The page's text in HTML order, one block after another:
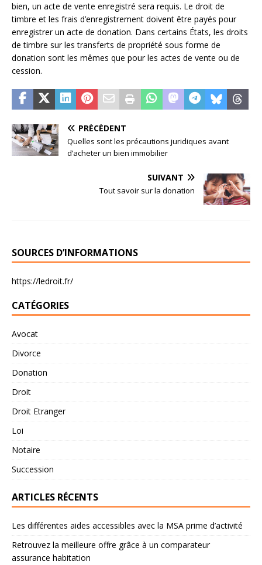
bien, un acte de vente enregistré sera requis. Le droit de
timbre et les frais d’enregistrement doivent être payés pour
enregistrer un acte de donation. Dans certains États, les droits
de timbre sur les transferts de propriété sous forme de
donation sont les mêmes que pour les actes de vente ou de
cession.
PRÉCÉDENT
Quelles sont les précautions juridiques avant
d’acheter un bien immobilier
SUIVANT
Tout savoir sur la donation
SOURCES D’INFORMATIONS
https://ledroit.fr/
CATÉGORIES
Avocat
Divorce
Donation
Droit
Droit Etranger
Loi
Notaire
Succession
ARTICLES RÉCENTS
Les différentes aides accessibles avec la MSA prime d’activité
Retrouvez la meilleure offre grâce à un comparateur
assurance habitation